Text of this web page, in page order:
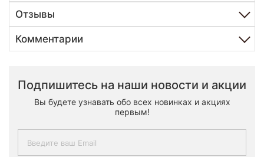
Отзывы
Комментарии
Подпишитесь на наши новости и акции
Вы будете узнавать обо всех новинках и акциях
первым!